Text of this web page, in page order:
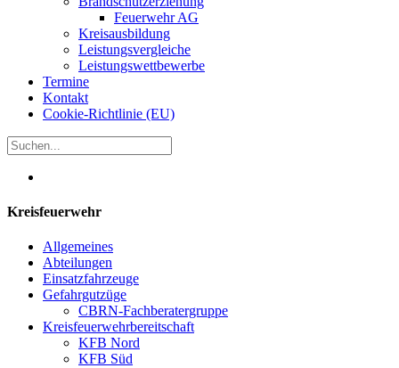
Feuerwehr AG
Kreisausbildung
Leistungsvergleiche
Leistungswettbewerbe
Termine
Kontakt
Cookie-Richtlinie (EU)
Kreisfeuerwehr
Allgemeines
Abteilungen
Einsatzfahrzeuge
Gefahrgutzüge
CBRN-Fachberatergruppe
Kreisfeuerwehrbereitschaft
KFB Nord
KFB Süd